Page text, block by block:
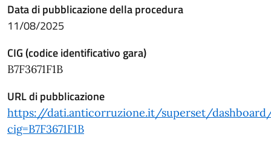
Data di pubblicazione della procedura
11/08/2025
CIG (codice identificativo gara)
B7F3671F1B
URL di pubblicazione
https://dati.anticorruzione.it/superset/
cig=B7F3671F1B